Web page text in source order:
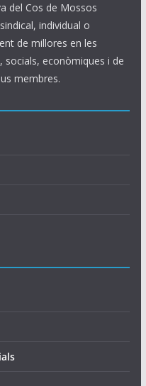
del Cos de Mossos
individual o
de millores en les
socials, econòmiques i de
membres.